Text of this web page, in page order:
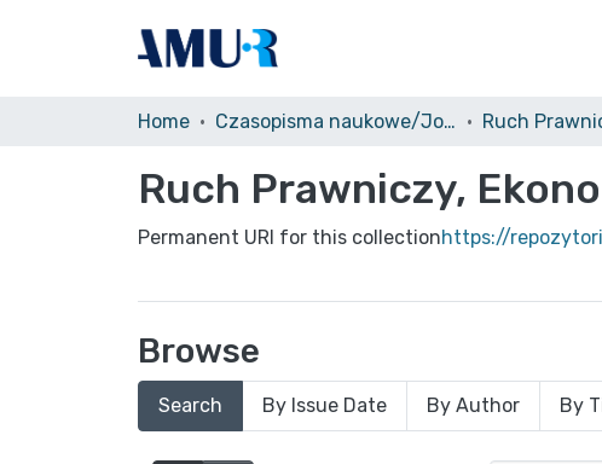
Home Czasopisma naukowe/Journals
Ruch Prawniczy,
Permanent URI for this collectionhttps://
Browse
Search By Issue Date By Author By